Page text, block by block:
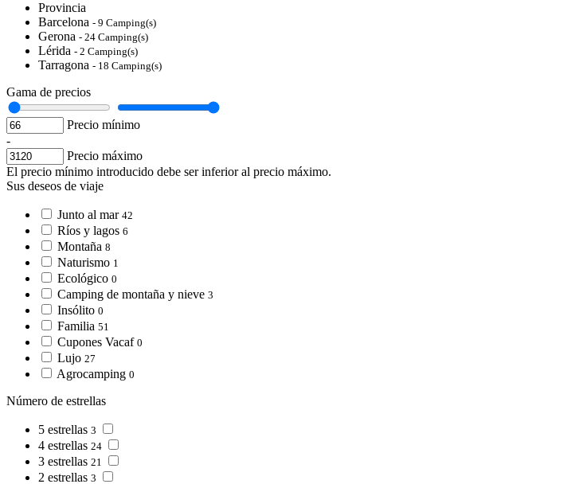
Provincia
Barcelona - 9 Camping(s)
Gerona - 24 Camping(s)
Lérida - 2 Camping(s)
Tarragona - 18 Camping(s)
Gama de precios
Precio mínimo
-
Precio máximo
El precio mínimo introducido debe ser inferior al precio máximo.
Sus deseos de viaje
Junto al mar 42
Ríos y lagos 6
Montaña 8
Naturismo 1
Ecológico 0
Camping de montaña y nieve 3
Insólito 0
Familia 51
Cupones Vacaf 0
Lujo 27
Agrocamping 0
Número de estrellas
5 estrellas 3
4 estrellas 24
3 estrellas 21
2 estrellas 3